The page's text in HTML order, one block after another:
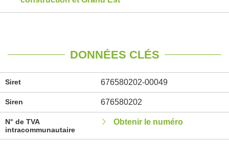
DONNÉES CLÉS
Siret 676580202-00049
Siren 676580202
N° de TVA
intracommunautaire
Obtenir le numéro